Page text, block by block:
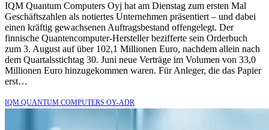
IQM Quantum Computers Oyj hat am Dienstag zum ersten Mal
Geschäftszahlen als notiertes Unternehmen präsentiert – und dabei
einen kräftig gewachsenen Auftragsbestand offengelegt. Der
finnische Quantencomputer-Hersteller bezifferte sein Orderbuch
zum 3. August auf über 102,1 Millionen Euro, nachdem allein nach
dem Quartalsstichtag 30. Juni neue Verträge im Volumen von 33,0
Millionen Euro hinzugekommen waren. Für Anleger, die das Papier
erst…
IQM QUANTUM COMPUTERS OY-ADR